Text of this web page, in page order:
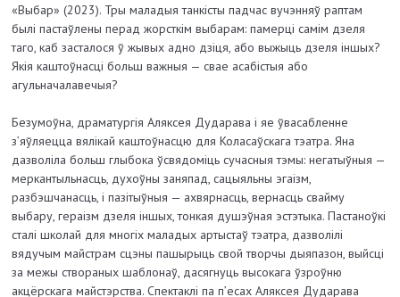
«Выбар» (2023). Тры маладыя танкісты падчас вучэнняў раптам
былі пастаўлены перад жорсткім выбарам: памерці самім дзеля
таго, каб засталося ў жывых адно дзіця, або выжыць дзеля іншых?
Якія каштоўнасці больш важныя — свае асабістыя або
агульначалавечыя?
Безумоўна, драматургія Аляксея Дударава і яе ўвасабленне
з’яўляецца вялікай каштоўнасцю для Коласаўскага тэатра. Яна
дазволіла больш глыбока ўсвядоміць сучасныя тэмы: негатыўныя —
меркантыльнасць, духоўны заняпад, сацыяльны эгаізм,
разбэшчанасць, і пазітыўныя — ахвярнасць, вернасць свайму
выбару, гераізм дзеля іншых, тонкая душэўная эстэтыка. Пастаноўкі
сталі школай для многіх маладых артыстаў тэатра, дазволілі
вядучым майстрам сцэны пашырыць свой творчы дыяпазон, выйсці
за межы створаных шаблонаў, дасягнуць высокага ўзроўню
акцёрскага майстэрства. Спектаклі па п’есах Аляксея Дударава